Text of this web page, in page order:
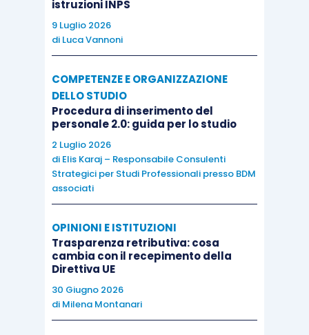
istruzioni INPS
9 Luglio 2026
di Luca Vannoni
COMPETENZE E ORGANIZZAZIONE
DELLO STUDIO
Procedura di inserimento del
personale 2.0: guida per lo studio
2 Luglio 2026
di Elis Karaj – Responsabile Consulenti
Strategici per Studi Professionali presso BDM
associati
OPINIONI E ISTITUZIONI
Trasparenza retributiva: cosa
cambia con il recepimento della
Direttiva UE
30 Giugno 2026
di Milena Montanari